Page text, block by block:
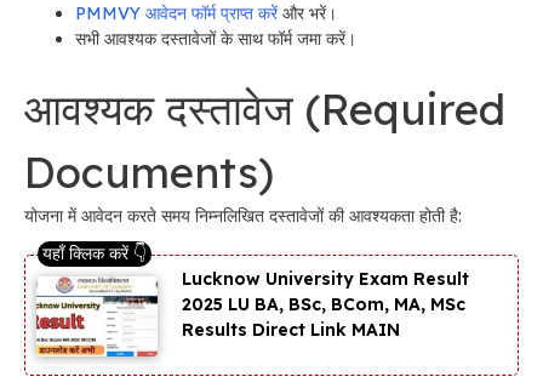
PMMVY आवेदन फॉर्म प्राप्त करेंऔर भरें।
सभी आवश्यक दस्तावेजों के साथ फॉर्म जमा करें।
आवश्यक दस्तावेज (Required
Documents)
योजना में आवेदन करते समय निम्नलिखित दस्तावेजों की आवश्यकता होती है:
Lucknow University Exam Result
2025 LU BA, BSc, BCom, MA, MSc
Results Direct Link MAIN